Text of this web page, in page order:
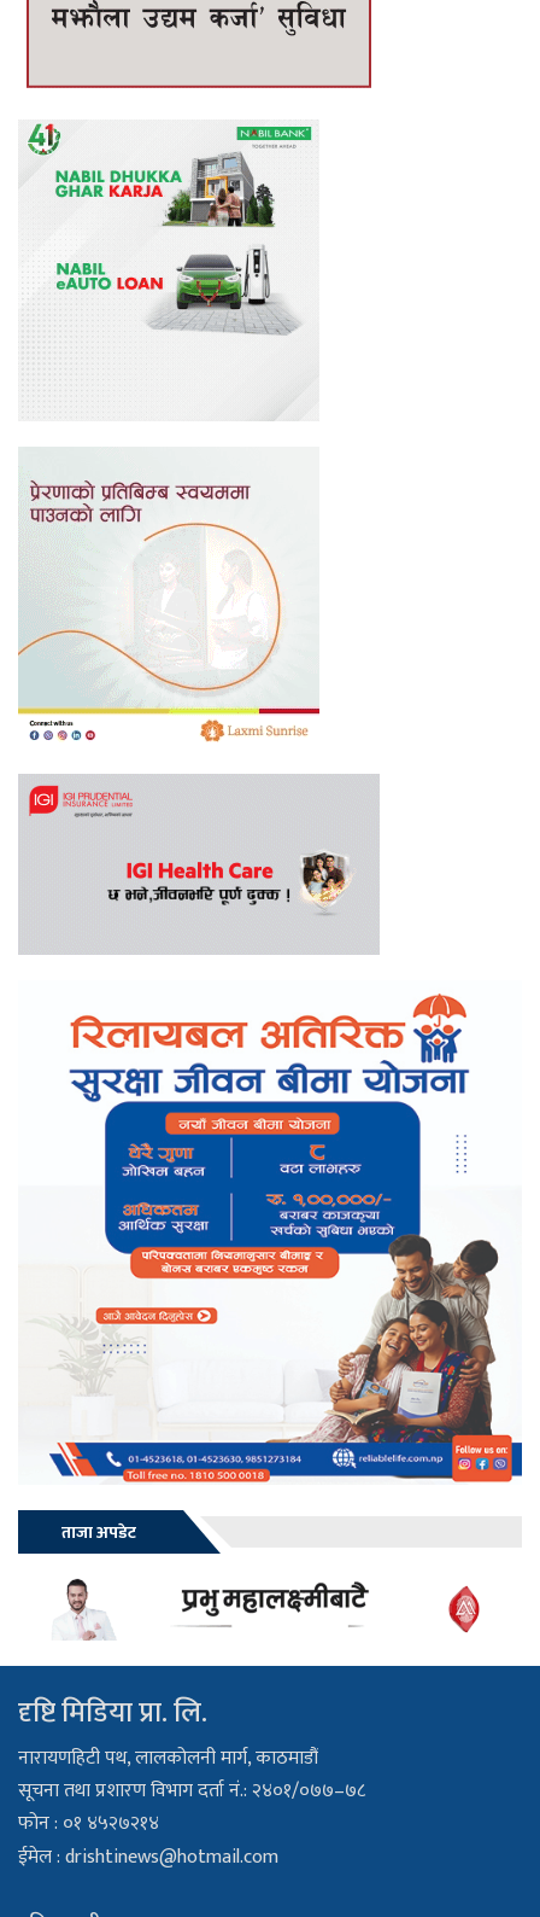
ताजा अपडेट
दृष्टि मिडिया प्रा. लि.
नारायणहिटी पथ, लालकोलनी मार्ग, काठमाडौं
सूचना तथा प्रशारण विभाग दर्ता नं.: २४०१/०७७–७८
फोन : ०१ ४५२७२१४
ईमेल :drishtinews@hotmail.com